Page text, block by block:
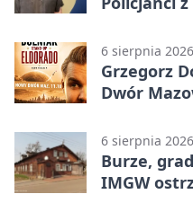
6 sierpnia 2026
Grzegorz
Dwór
6 sierpnia 2026
Burze,
IMGW